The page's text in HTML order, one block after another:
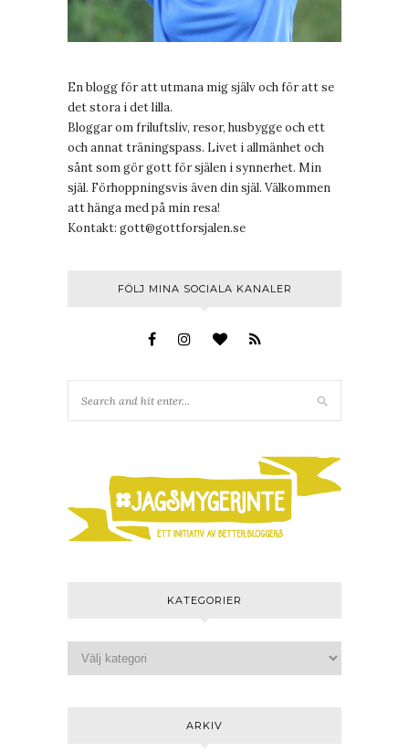
En blogg för att utmana mig själv och för att se
det stora i det lilla.
Bloggar om friluftsliv, resor, husbygge och ett
och annat träningspass. Livet i allmänhet och
sånt som gör gott för själen i synnerhet. Min
själ. Förhoppningsvis även din själ. Välkommen
att hänga med på min resa!
Kontakt: gott@gottforsjalen.se
FÖLJ MINA SOCIALA KANALER
KATEGORIER
ARKIV